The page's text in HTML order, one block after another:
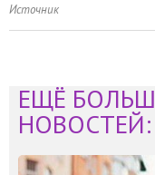
Источник
ЕЩЁ
НОВОСТЕЙ: